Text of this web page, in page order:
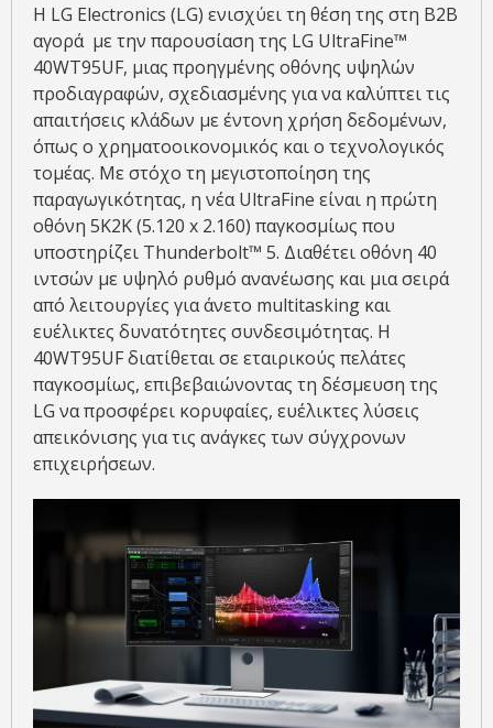
Η LG Electronics (LG) ενισχύει τη θέση της στη Β2Β
αγορά με την παρουσίαση της LG UltraFine™
40WT95UF, μιας προηγμένης οθόνης υψηλών
προδιαγραφών, σχεδιασμένης για να καλύπτει τις
απαιτήσεις κλάδων με έντονη χρήση δεδομένων,
όπως ο χρηματοοικονομικός και ο τεχνολογικός
τομέας. Με στόχο τη μεγιστοποίηση της
παραγωγικότητας, η νέα UltraFine είναι η πρώτη
οθόνη 5K2K (5.120 x 2.160) παγκοσμίως που
υποστηρίζει Thunderbolt™ 5. Διαθέτει οθόνη 40
ιντσών με υψηλό ρυθμό ανανέωσης και μια σειρά
από λειτουργίες για άνετο multitasking και
ευέλικτες δυνατότητες συνδεσιμότητας. Η
40WT95UF διατίθεται σε εταιρικούς πελάτες
παγκοσμίως, επιβεβαιώνοντας τη δέσμευση της
LG να προσφέρει κορυφαίες, ευέλικτες λύσεις
απεικόνισης για τις ανάγκες των σύγχρονων
επιχειρήσεων.